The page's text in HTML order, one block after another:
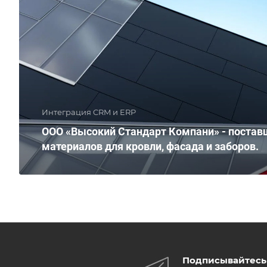
Интеграция CRM и ERP
ООО «Высокий Стандарт Компани» -
материалов для кровли, фасада и заборов.
Подписывайтесь